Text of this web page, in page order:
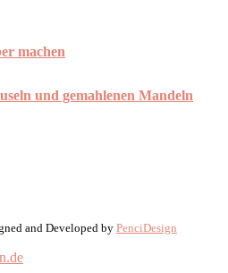
machen
und gemahlenen Mandeln
and Developed by PenciDesign